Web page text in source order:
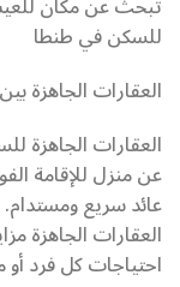
للسكن في طنطا
العقارات الجاهزة
العقارات الجاهزة
عن منزل للإقامة
عائد سريع
العقارات الجاهزة
احتياجات كل فرد